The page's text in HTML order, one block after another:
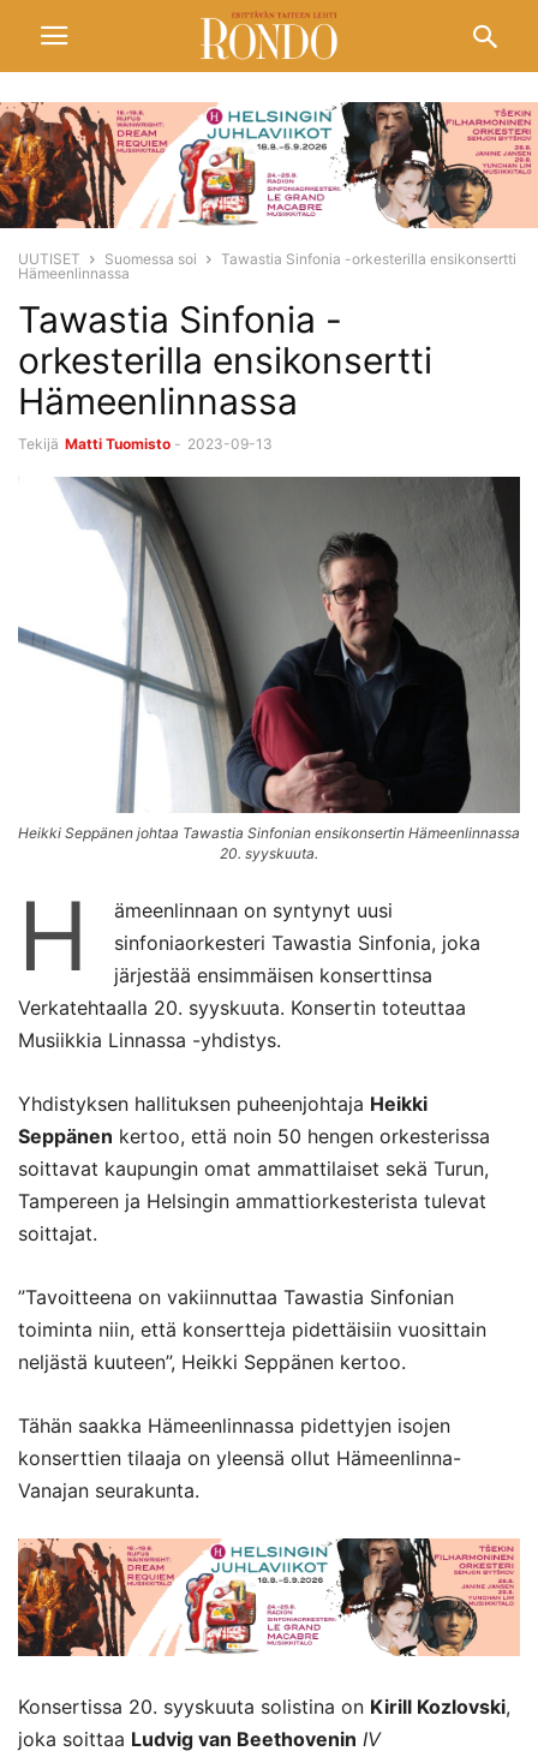
UUTISET Suomessa soi
Tawastia Sinfonia -orkesterilla ensikonsertti
Hämeenlinnassa
Tawastia Sinfonia -
orkesterilla ensikonsertti
Hämeenlinnassa
Tekijä Matti Tuomisto - 2023-09-13
Heikki Seppänen johtaa Tawastia Sinfonian ensikonsertin Hämeenlinnassa
20. syyskuuta.
H
ämeenlinnaan on syntynyt uusi
sinfoniaorkesteri Tawastia Sinfonia, joka
järjestää ensimmäisen konserttinsa
Verkatehtaalla 20. syyskuuta. Konsertin toteuttaa
Musiikkia Linnassa -yhdistys.
Yhdistyksen hallituksen puheenjohtaja Heikki
Seppänen kertoo, että noin 50 hengen orkesterissa
soittavat kaupungin omat ammattilaiset sekä Turun,
Tampereen ja Helsingin ammattiorkesterista tulevat
soittajat.
”Tavoitteena on vakiinnuttaa Tawastia Sinfonian
toiminta niin, että konsertteja pidettäisiin vuosittain
neljästä kuuteen”, Heikki Seppänen kertoo.
Tähän saakka Hämeenlinnassa pidettyjen isojen
konserttien tilaaja on yleensä ollut Hämeenlinna-
Vanajan seurakunta.
Konsertissa 20. syyskuuta solistina on Kirill Kozlovski,
joka soittaa Ludvig van Beethovenin IV